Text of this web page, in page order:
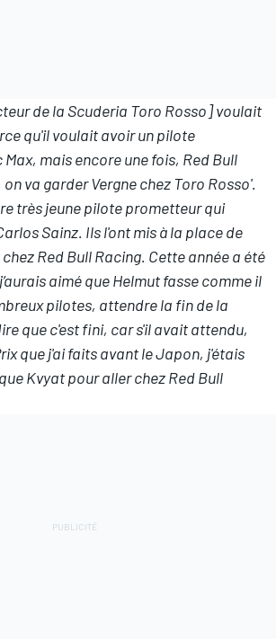
de la Scuderia Toro Rosso] voulait
qu'il voulait avoir un pilote
mais encore une fois, Red Bull
va garder Vergne chez Toro Rosso'.
très jeune pilote prometteur qui
Sainz. Ils l'ont mis à la place de
Red Bull Racing. Cette année a été
aimé que Helmut fasse comme il
pilotes, attendre la fin de la
que c'est fini, car s'il avait attendu,
que j'ai faits avant le Japon, j'étais
Kvyat pour aller chez Red Bull